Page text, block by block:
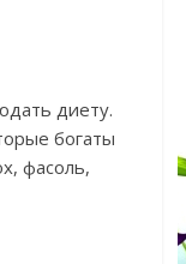
диету.
богаты
фасоль,